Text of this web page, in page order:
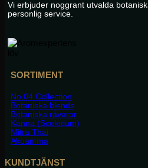
Vi erbjuder noggrant utvalda
personlig service.
SORTIMENT
No.04 Collection
Botaniska blends
Botaniska råvaror
Kanna (Sceletium)
Mitra Thai
Akuamma
KUNDTJÄNST